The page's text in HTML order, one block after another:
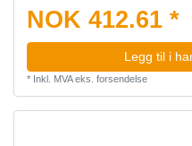
NOK 412.61 *
Legg til i
* Inkl. MVAeks. forsendelse